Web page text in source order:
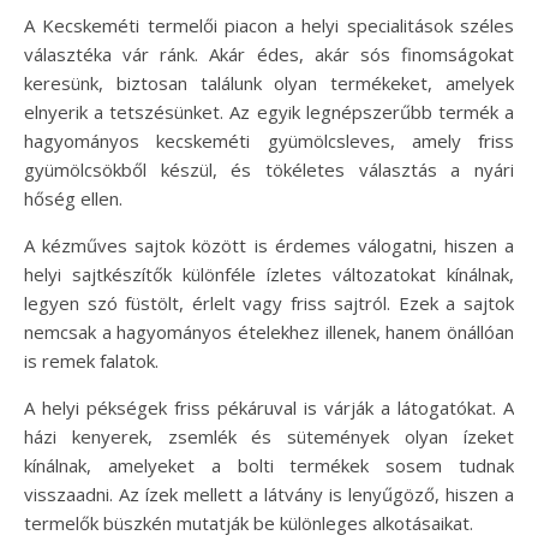
A Kecskeméti termelői piacon a helyi specialitások széles
választéka vár ránk. Akár édes, akár sós finomságokat
keresünk, biztosan találunk olyan termékeket, amelyek
elnyerik a tetszésünket. Az egyik legnépszerűbb termék a
hagyományos kecskeméti gyümölcsleves, amely friss
gyümölcsökből készül, és tökéletes választás a nyári
hőség ellen.
A kézműves sajtok között is érdemes válogatni, hiszen a
helyi sajtkészítők különféle ízletes változatokat kínálnak,
legyen szó füstölt, érlelt vagy friss sajtról. Ezek a sajtok
nemcsak a hagyományos ételekhez illenek, hanem önállóan
is remek falatok.
A helyi pékségek friss pékáruval is várják a látogatókat. A
házi kenyerek, zsemlék és sütemények olyan ízeket
kínálnak, amelyeket a bolti termékek sosem tudnak
visszaadni. Az ízek mellett a látvány is lenyűgöző, hiszen a
termelők büszkén mutatják be különleges alkotásaikat.